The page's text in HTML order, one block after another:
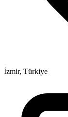
İzmir, Türkiye